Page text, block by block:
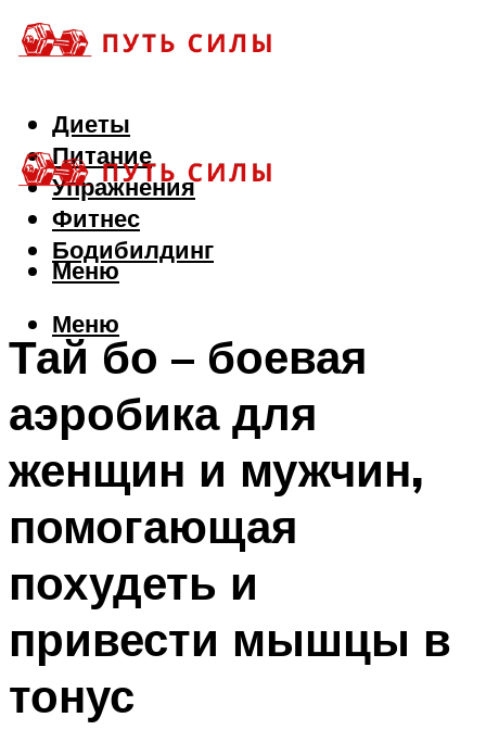
Диеты
Питание
Упражнения
Фитнес
Бодибилдинг
Меню
Меню
Тай бо – боевая
аэробика для
женщин и мужчин,
помогающая
похудеть и
привести мышцы в
тонус